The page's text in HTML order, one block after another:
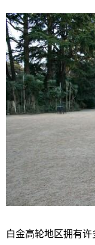
白金高轮地区拥有许